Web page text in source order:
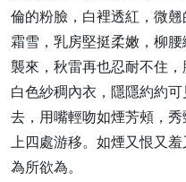
倫的粉臉，白裡透紅，微
霜雪，乳房堅挺柔嫩，柳
襲來，秋雷再也忍耐不住
白色紗稠內衣，隱隱約約
去，用嘴輕吻如煙芳頰，
上四處游移。如煙又恨又
為所欲為。